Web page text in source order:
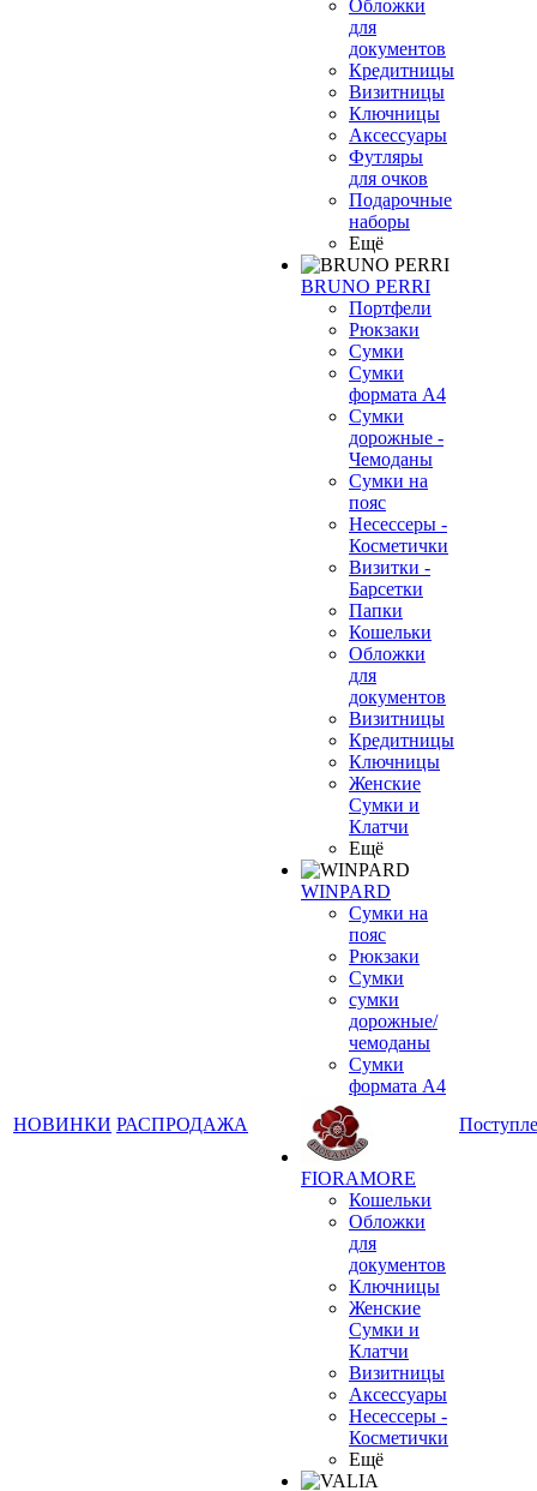
НОВИНКИ РАСПРОДАЖА
Обложки
для
документов
Кредитницы
Визитницы
Ключницы
Аксессуары
Футляры
для очков
Подарочные
наборы
Ещё
BRUNO PERRI
Портфели
Рюкзаки
Сумки
Сумки
формата А4
Сумки
дорожные -
Чемоданы
Сумки на
пояс
Несессеры -
Косметички
Визитки -
Барсетки
Папки
Кошельки
Обложки
для
документов
Визитницы
Кредитницы
Ключницы
Женские
Сумки и
Клатчи
Ещё
WINPARD
Сумки на
пояс
Рюкзаки
Сумки
сумки
дорожные/
чемоданы
Сумки
формата А4
FIORAMORE
Кошельки
Обложки
для
документов
Ключницы
Женские
Сумки и
Клатчи
Визитницы
Аксессуары
Несессеры -
Косметички
Ещё